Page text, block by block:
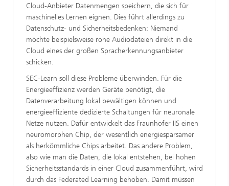
Cloud-Anbieter Datenmengen speichern, die sich für
maschinelles Lernen eignen. Dies führt allerdings zu
Datenschutz- und Sicherheitsbedenken: Niemand
möchte beispielsweise rohe Audiodateien direkt in die
Cloud eines der großen Spracherkennungsanbieter
schicken.
SEC-Learn soll diese Probleme überwinden. Für die
Energieeffizienz werden Geräte benötigt, die
Datenverarbeitung lokal bewältigen können und
energieeffiziente dedizierte Schaltungen für neuronale
Netze nutzen. Dafür entwickelt das Fraunhofer IIS einen
neuromorphen Chip, der wesentlich energiesparsamer
als herkömmliche Chips arbeitet. Das andere Problem,
also wie man die Daten, die lokal entstehen, bei hohen
Sicherheitsstandards in einer Cloud zusammenführt, wird
durch das Federated Learning behoben. Damit müssen